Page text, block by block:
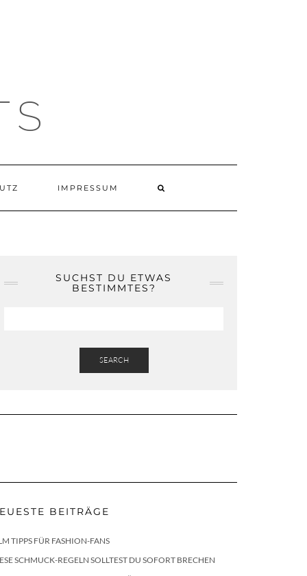
IMPRESSUM
SUCHST DU ETWAS
BESTIMMTES?
SEARCH
BEITRÄGE
TIPPS FÜR FASHION-FANS
SCHMUCK-REGELN SOLLTEST DU SOFORT BRECHEN